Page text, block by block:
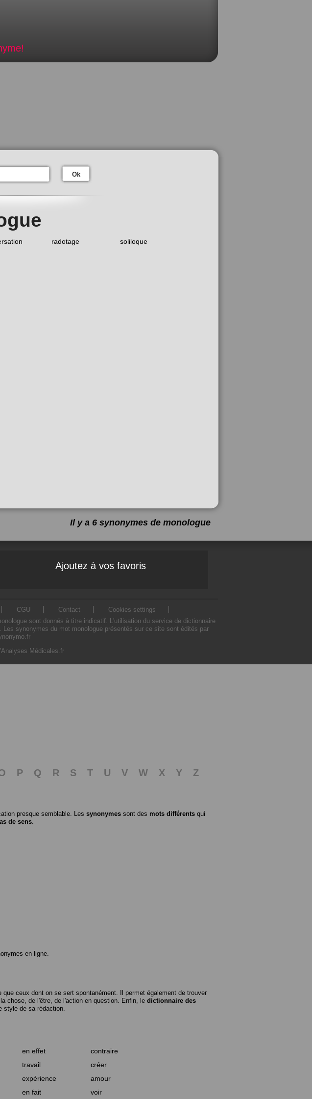
Ok
radotage soliloque
Il y a 6 synonymes de monologue
Ajoutez à vos favoris
CGU Contact
Cookies settings
sont donnés à titre indicatif. L'utilisation du service de dictionnaire
synonymes du mot monologue présentés sur ce site sont édités par
Médicales.fr
P Q R S T U V W X Y
Z
presque semblable. Les synonymes sont des mots différents qui
de sens
en ligne.
ceux dont on se sert spontanément. Il permet également de trouver
chose, de l'être, de l'action en question. Enfin, le dictionnaire des
style de sa rédaction.
en effet
contraire
travail
créer
expérience
amour
en fait voir